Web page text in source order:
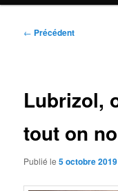
Navigation
← Précédent
Lubrizol,
tout on
Publié le5 octobre 2019